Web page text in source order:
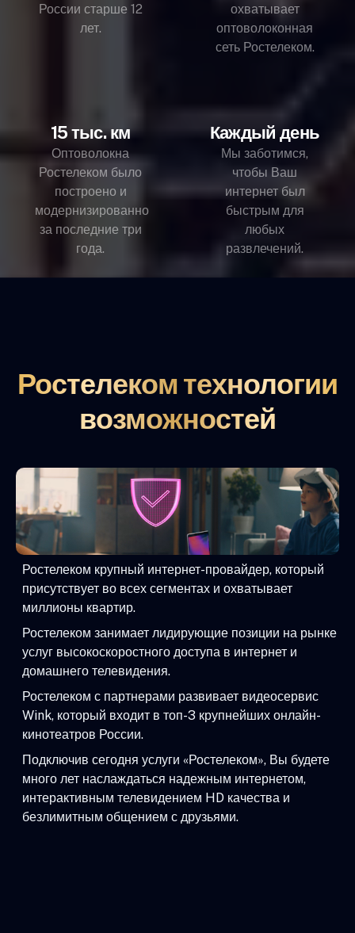
России старше 12
лет.
охватывает
оптоволоконная
сеть Ростелеком.
15 тыс. км
Оптоволокна
Ростелеком было
построено и
модернизированно
за последние три
года.
Каждый день
Мы заботимся,
чтобы Ваш
интернет был
быстрым для
любых
развлечений.
Ростелеком технологии
возможностей
Ростелеком крупный интернет-провайдер, который
присутствует во всех сегментах и охватывает
миллионы квартир.
Ростелеком занимает лидирующие позиции на рынке
услуг высокоскоростного доступа в интернет и
домашнего телевидения.
Ростелеком с партнерами развивает видеосервис
Wink, который входит в топ-3 крупнейших онлайн-
кинотеатров России.
Подключив сегодня услуги «Ростелеком», Вы будете
много лет наслаждаться надежным интернетом,
интерактивным телевидением HD качества и
безлимитным общением с друзьями.